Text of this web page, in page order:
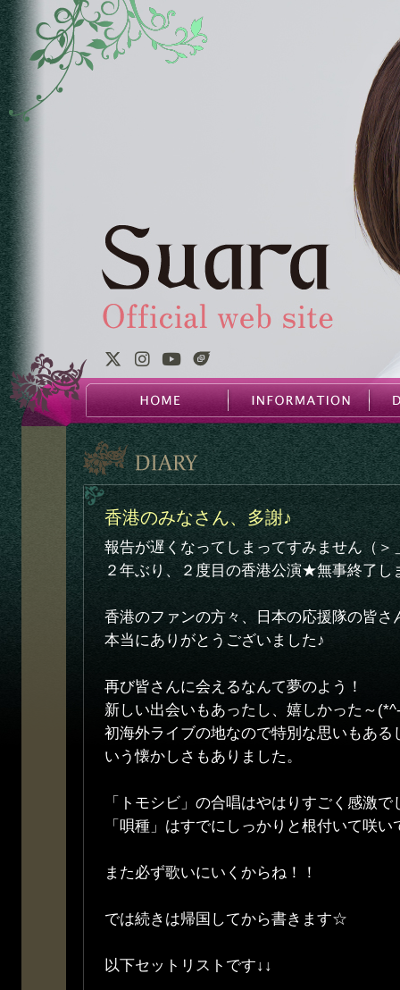
香港のみなさん、多謝♪
報告が遅くなってしまってすみません（＞
２年ぶり、２度目の香港公演★無事終了し
香港のファンの方々、日本の応援隊の皆さ
本当にありがとうございました♪
再び皆さんに会えるなんて夢のよう！
新しい出会いもあったし、嬉しかった～
初海外ライブの地なので特別な思いもある
いう懐かしさもありました。
「トモシビ」の合唱はやはりすごく感激で
「唄種」はすでにしっかりと根付いて咲
また必ず歌いにいくからね！！
では続きは帰国してから書きます☆
以下セットリストです↓↓